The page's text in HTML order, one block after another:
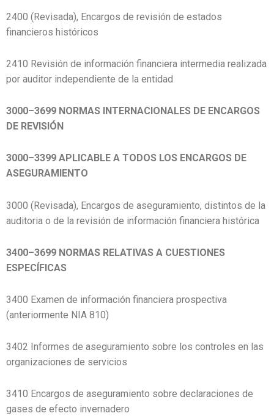
2400 (Revisada), Encargos de revisión de estados
financieros históricos
2410 Revisión de información financiera intermedia realizada
por auditor independiente de la entidad
3000–3699 NORMAS INTERNACIONALES DE ENCARGOS
DE REVISIÓN
3000–3399 APLICABLE A TODOS LOS ENCARGOS DE
ASEGURAMIENTO
3000 (Revisada), Encargos de aseguramiento, distintos de la
auditoria o de la revisión de información financiera histórica
3400–3699 NORMAS RELATIVAS A CUESTIONES
ESPECÍFICAS
3400 Examen de información financiera prospectiva
(anteriormente NIA 810)
3402 Informes de aseguramiento sobre los controles en las
organizaciones de servicios
3410 Encargos de aseguramiento sobre declaraciones de
gases de efecto invernadero